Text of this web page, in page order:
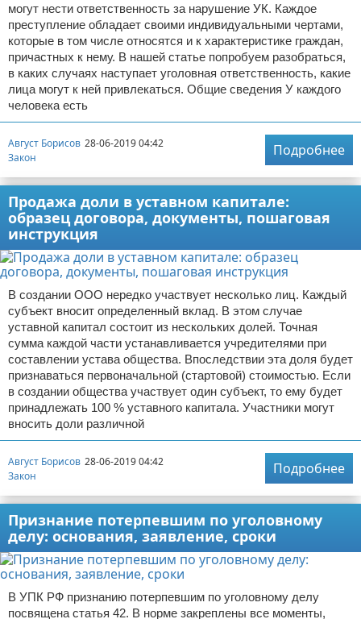
могут нести ответственность за нарушение УК. Каждое
преступление обладает своими индивидуальными чертами,
которые в том числе относятся и к характеристике граждан,
причастных к нему. В нашей статье попробуем разобраться,
в каких случаях наступает уголовная ответственность, какие
лица могут к ней привлекаться. Общие сведения У каждого
человека есть
Август Борисов 28-06-2019 04:42
Закон
Подробнее
Продажа доли в уставном капитале:
образец договора, документы, пошаговая
инструкция
В создании ООО нередко участвует несколько лиц. Каждый
субъект вносит определенный вклад. В этом случае
уставной капитал состоит из нескольких долей. Точная
сумма каждой части устанавливается учредителями при
составлении устава общества. Впоследствии эта доля будет
признаваться первоначальной (стартовой) стоимостью. Если
в создании общества участвует один субъект, то ему будет
принадлежать 100 % уставного капитала. Участники могут
вносить доли различной
Август Борисов 28-06-2019 04:42
Закон
Подробнее
Признание потерпевшим по уголовному
делу: основания, заявление, сроки
В УПК РФ признанию потерпевшим по уголовному делу
посвящена статья 42. В норме закреплены все моменты,